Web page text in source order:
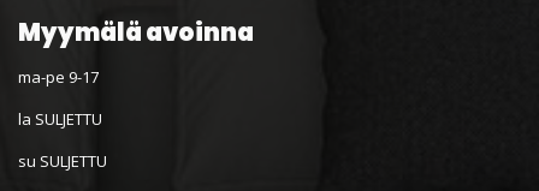
Myymälä avoinna
ma-pe 9-17
la SULJETTU
su SULJETTU